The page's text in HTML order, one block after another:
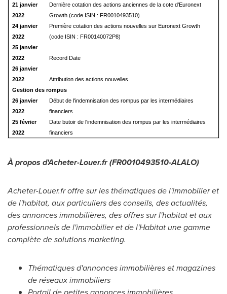
21 janvier
2022
Dernière cotation des actions anciennes de la cote d'Euronext
Growth (code ISIN : FR0010493510)
24 janvier
2022
Première cotation des actions nouvelles sur Euronext Growth
(code ISIN : FR00140072P8)
25 janvier
2022
Record Date
26 janvier
2022
Attribution des actions nouvelles
Gestion des rompus
26 janvier
2022
Début de l'indemnisation des rompus par les intermédiaires
financiers
25 février
2022
Date butoir de l'indemnisation des rompus par les intermédiaires
financiers
À propos d'Acheter-Louer.fr (FR0010493510-ALALO)
Acheter-Louer.fr offre sur les thématiques de l'immobilier et
de l'habitat, aux particuliers des conseils, des actualités,
des annonces immobilières, des offres sur l'habitat et aux
professionnels de l'immobilier et de l'Habitat une gamme
complète de solutions marketing.
Thématiques d'annonces immobilières et magazines
de réseaux immobiliers